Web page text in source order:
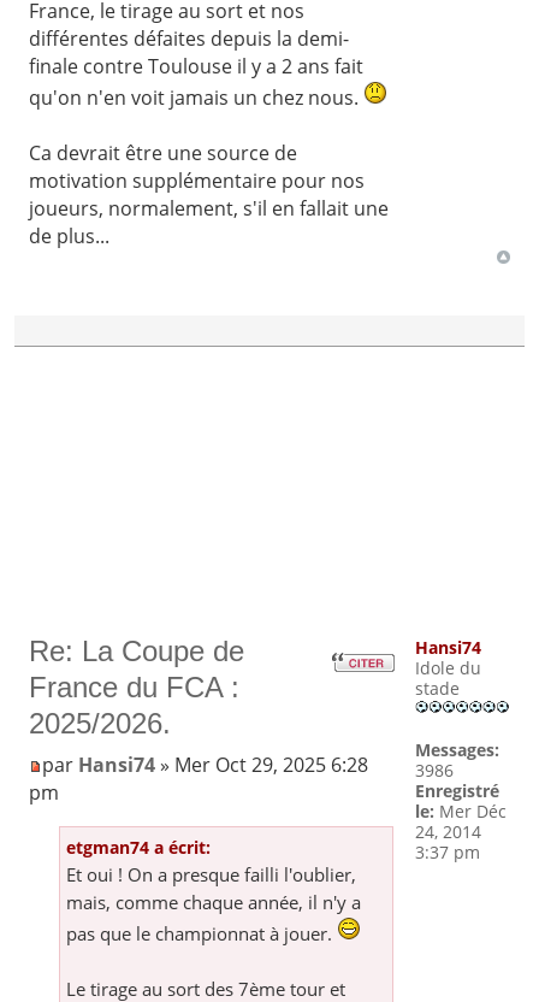
France, le tirage au sort et nos
différentes défaites depuis la demi-
finale contre Toulouse il y a 2 ans fait
qu'on n'en voit jamais un chez nous.
Ca devrait être une source de
motivation supplémentaire pour nos
joueurs, normalement, s'il en fallait une
de plus...
Re: La Coupe de
France du FCA :
2025/2026.
par Hansi74» Mer Oct 29, 2025 6:28
pm
etgman74 a écrit:
Et oui ! On a presque failli l'oublier,
mais, comme chaque année, il n'y a
pas que le championnat à jouer.
Le tirage au sort des 7ème tour et
Hansi74
Idole du
stade
Messages:
3986
Enregistré
le: Mer Déc
24, 2014
3:37 pm